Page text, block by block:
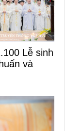
Lễ sinh
và